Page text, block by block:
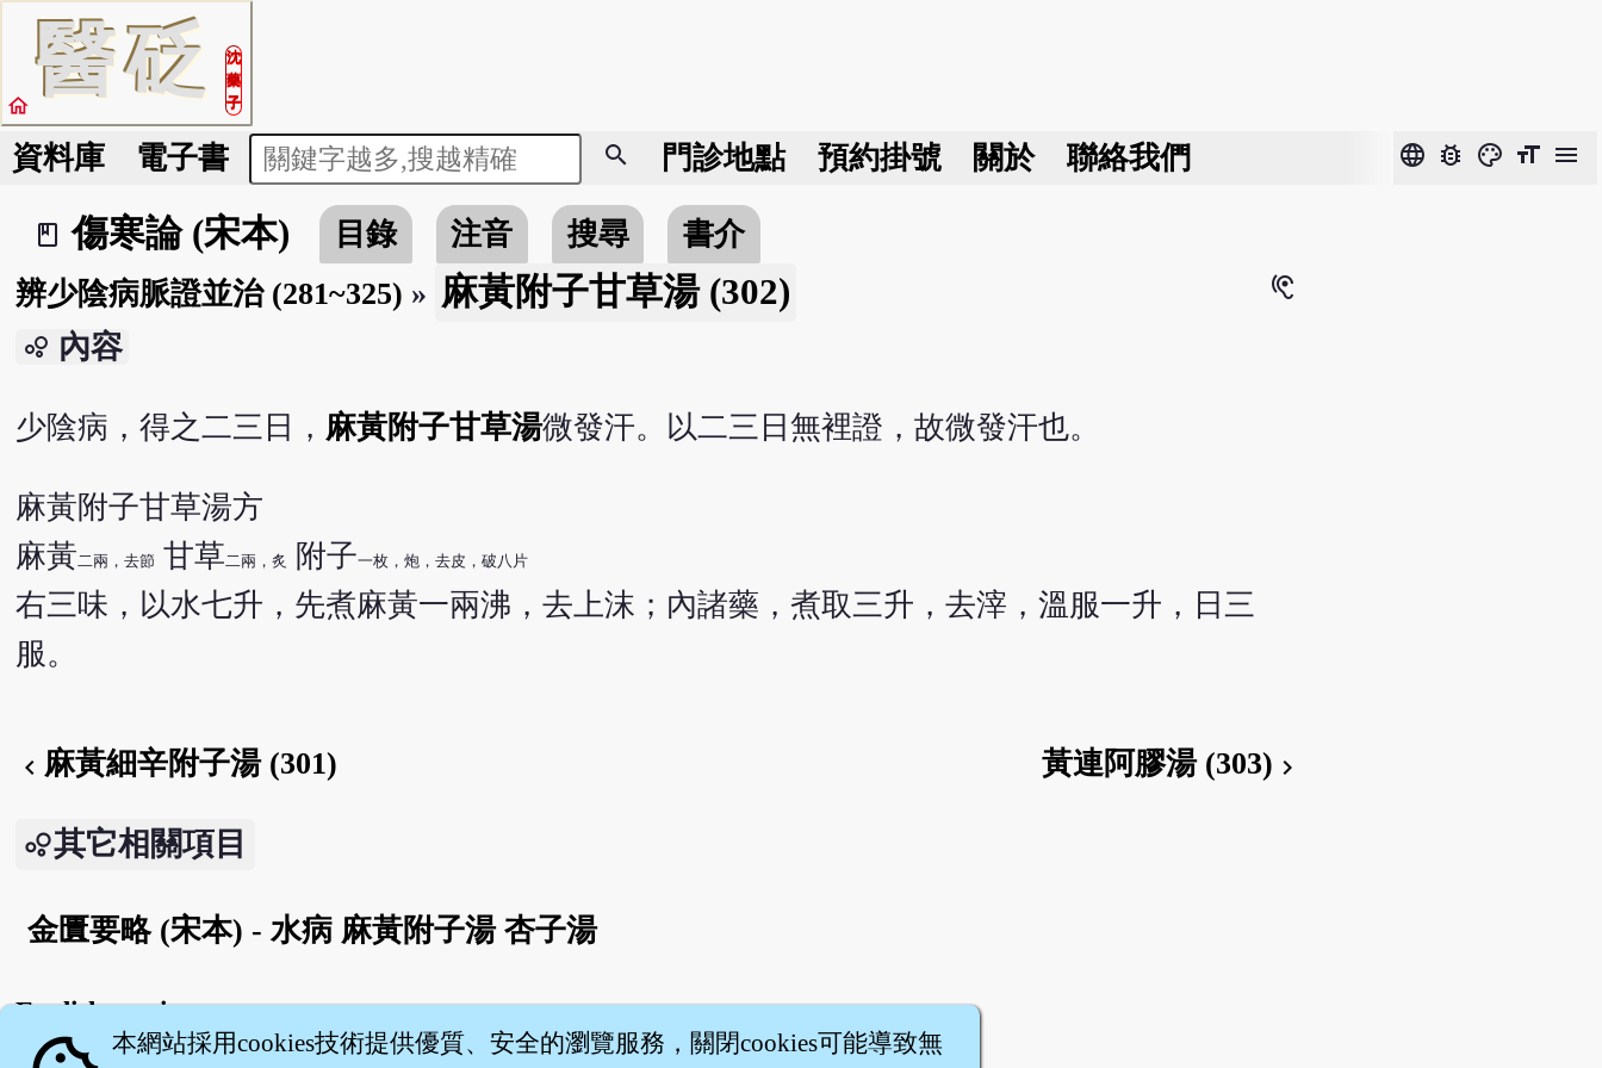
醫砭
沈
藥
子
home
資料庫 電子書 search 門診地點 預約掛號 關於 聯絡我們 language bug_report color_lens format_size menu
book_2
傷寒論 (宋本) 目錄 注音 搜尋
書介
辨少陰病脈證並治 (281~325) » 麻黃附子甘草湯 (302) hearing
bubble_chart 內容
少陰病，得之二三日， 麻黃附子甘草湯微發汗。以二三日無裡證，故微發汗也。
麻黃附子甘草湯方
麻黃二兩，去節 甘草二兩，炙 附子一枚，炮，去皮，破八片
右三味，以水七升，先煮麻黃一兩沸，去上沫；內諸藥，煮取三升，去滓，溫服一升，日三
服。
chevron_left 麻黃細辛附子湯 (301) 黃連阿膠湯 (303) chevron_right
其它相關項目
金匱要略 (宋本) - 水病 麻黃附子湯 杏子湯
English version
本網站採用cookies技術提供優質、安全的瀏覽服務，關閉cookies可能導致無